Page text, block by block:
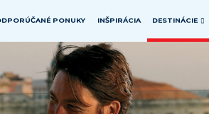
PONUKY INŠPIRÁCIA DESTINÁCIE
ÁZIA
AZERBAJDŽAN
BLÍZKY VÝCHOD
IZRAEL